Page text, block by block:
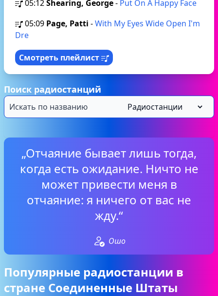
05:12Shearing, George- Put On A Happy Face
05:09 Page, Patti -With My Eyes Wide Open I'm
Dre
Смотреть плейлист
Поиск радиостанций
„Отчаяние бывает лишь тогда,
когда есть ожидание. Ничто не
может привести меня в
отчаяние: я ничего от вас не
жду.“
Ошо
Популярные радиостанции в
стране Соединенные Штаты